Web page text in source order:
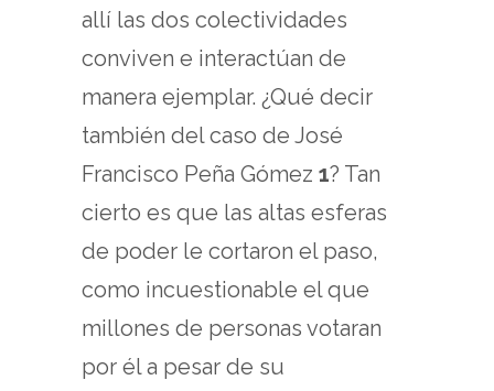
allí las dos colectividades
conviven e interactúan de
manera ejemplar. ¿Qué decir
también del caso de José
Francisco Peña Gómez 1? Tan
cierto es que las altas esferas
de poder le cortaron el paso,
como incuestionable el que
millones de personas votaran
por él a pesar de su